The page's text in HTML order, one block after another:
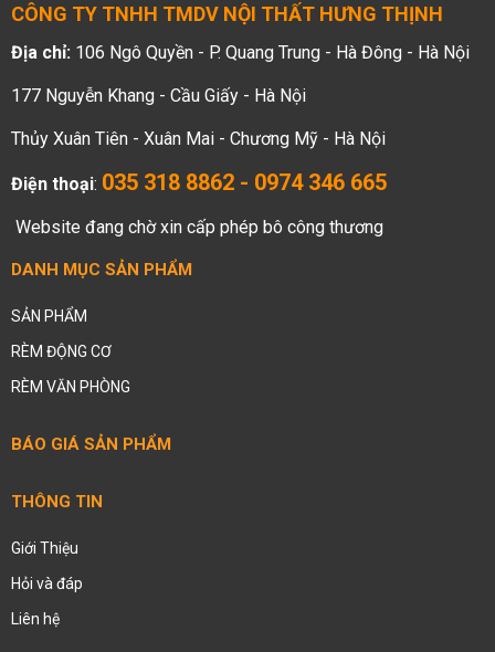
CÔNG TY TNHH TMDV NỘI THẤT HƯNG THỊNH
Địa chỉ: 106 Ngô Quyền - P. Quang Trung - Hà Đông - Hà Nội
177 Nguyễn Khang - Cầu Giấy - Hà Nội
Thủy Xuân Tiên - Xuân Mai - Chương Mỹ - Hà Nội
Điện thoại: 035 318 8862 - 0974 346 665
Website đang chờ xin cấp phép bô công thương
DANH MỤC SẢN PHẨM
SẢN PHẨM
RÈM ĐỘNG CƠ
RÈM VĂN PHÒNG
BÁO GIÁ SẢN PHẨM
THÔNG TIN
Giới Thiệu
Hỏi và đáp
Liên hệ